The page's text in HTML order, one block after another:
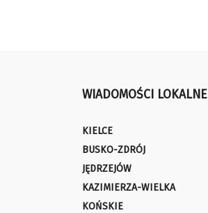
WIADOMOŚCI LOKALNE
KIELCE
BUSKO-ZDRÓJ
JĘDRZEJÓW
KAZIMIERZA-WIELKA
KOŃSKIE